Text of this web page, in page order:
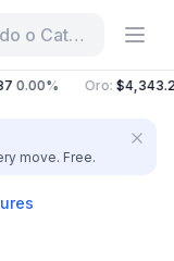
o Categoría
0.00% Oro:
move. Free.